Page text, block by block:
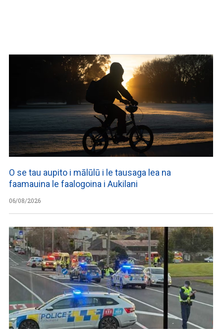
O se tau aupito i mālūlū i le tausaga lea na
faamauina le faalogoina i Aukilani
06/08/2026